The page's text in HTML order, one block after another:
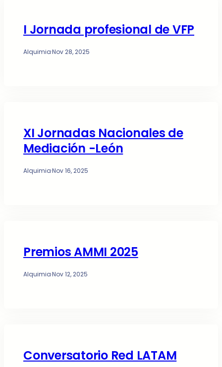
I Jornada profesional de VFP
Alquimia·Nov 28, 2025
XI Jornadas Nacionales de
Mediación -León
Alquimia·Nov 16, 2025
Premios AMMI 2025
Alquimia·Nov 12, 2025
Conversatorio Red LATAM